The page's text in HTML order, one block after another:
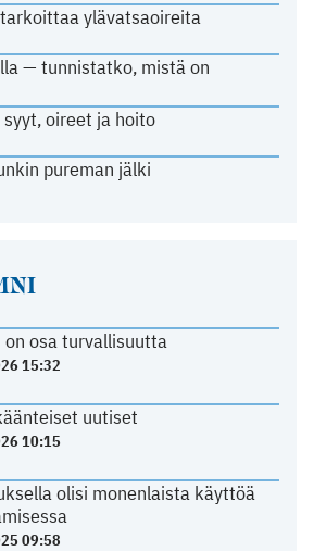
ylävatsaoireita
— tunnistatko, mistä on
oireet ja hoito
pureman jälki
on osa turvallisuutta
15:32
uutiset
10:15
olisi monenlaista käyttöä
09:58